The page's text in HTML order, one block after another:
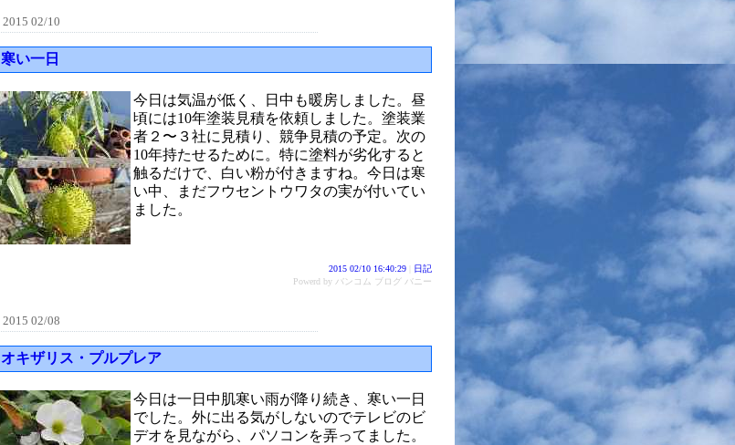
2015 02/10
寒い一日
今日は気温が低く、日中も暖房しました。昼
頃には10年塗装見積を依頼しました。塗装業
者２〜３社に見積り、競争見積の予定。次の
10年持たせるために。特に塗料が劣化すると
触るだけで、白い粉が付きますね。今日は寒
い中、まだフウセントウワタの実が付いてい
ました。
2015 02/10 16:40:29
日記
Powerd by バンコム ブログ バニー
2015 02/08
オキザリス・プルプレア
今日は一日中肌寒い雨が降り続き、寒い一日
でした。外に出る気がしないのでテレビのビ
デオを見ながら、パソコンを弄ってました。